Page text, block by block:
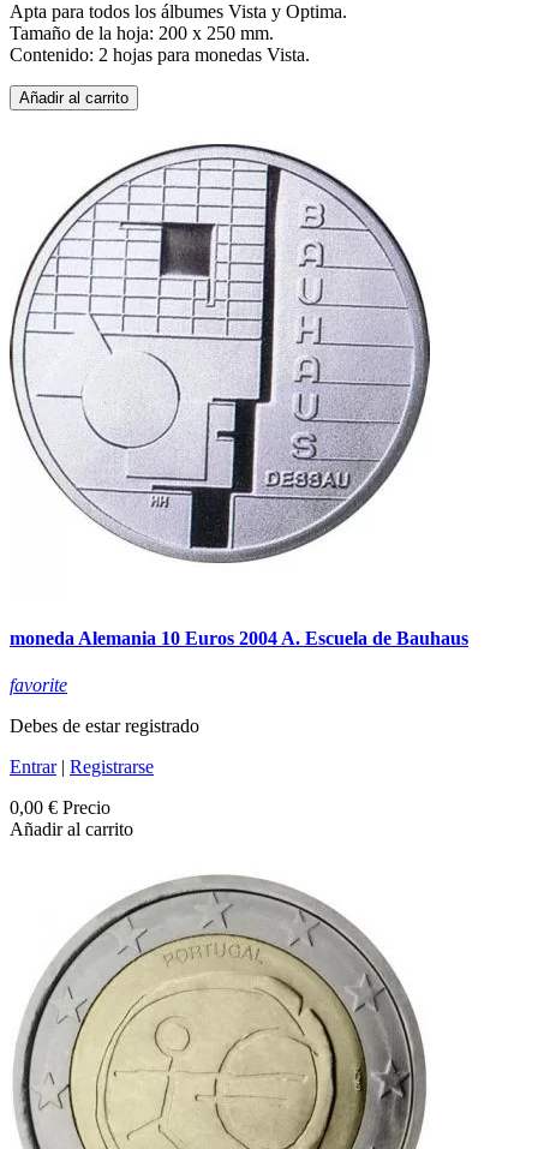
Apta para todos los álbumes Vista y Optima.
Tamaño de la hoja: 200 x 250 mm.
Contenido: 2 hojas para monedas Vista.
Añadir al carrito
moneda Alemania 10 Euros 2004 A. Escuela de Bauhaus
favorite
Debes de estar registrado
Entrar| Registrarse
0,00 € Precio
Añadir al carrito